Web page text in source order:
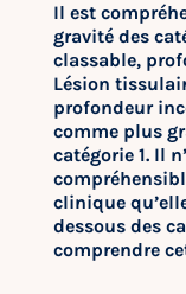
Il est
gravité des
classable,
Lésion
profondeur
comme plus
catégorie 1. Il
clinique
dessous des
comprendre